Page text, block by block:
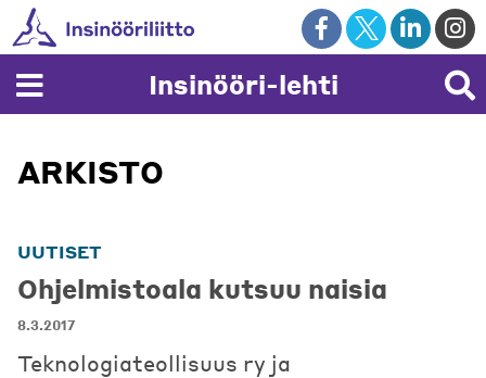
Skip
to
content
Insinööri-lehti
ARKISTO
UUTISET
Ohjelmistoala kutsuu naisia
8.3.2017
Teknologiateollisuus ry ja